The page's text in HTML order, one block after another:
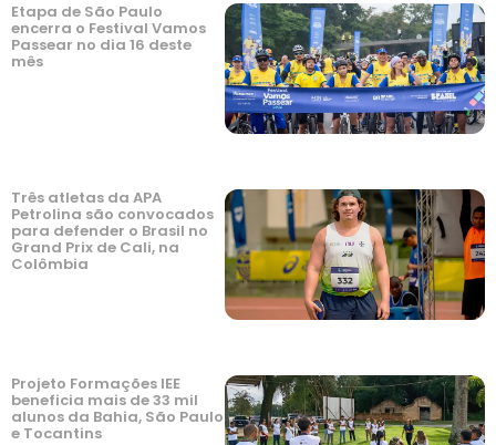
Etapa de São Paulo
encerra o Festival Vamos
Passear no dia 16 deste
mês
Três atletas da APA
Petrolina são convocados
para defender o Brasil no
Grand Prix de Cali, na
Colômbia
Projeto Formações IEE
beneficia mais de 33 mil
alunos da Bahia, São Paulo
e Tocantins